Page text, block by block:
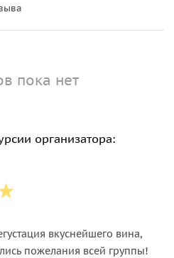
пока нет
организатора:
вкуснейшего вина,
пожелания всей группы!